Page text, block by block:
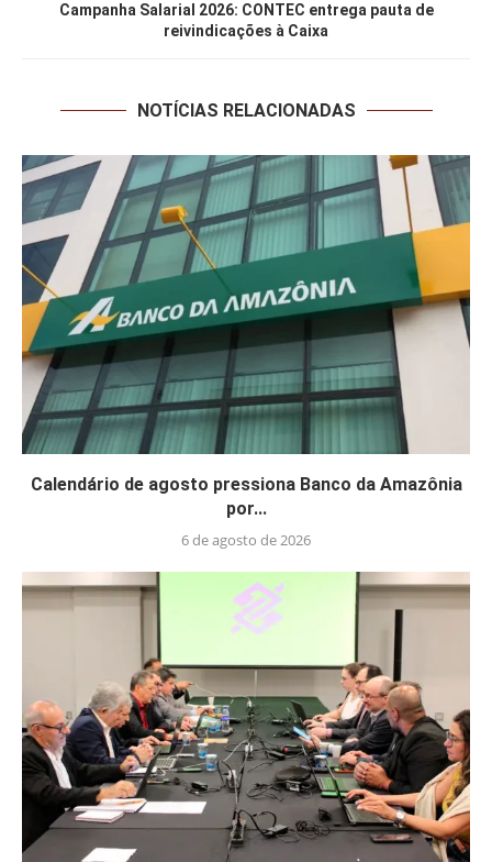
Campanha Salarial 2026: CONTEC entrega pauta de
reivindicações à Caixa
NOTÍCIAS RELACIONADAS
Calendário de agosto pressiona Banco da Amazônia
por...
6 de agosto de 2026